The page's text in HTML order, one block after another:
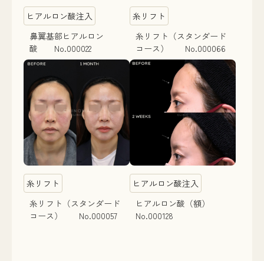
ヒアルロン酸注入
鼻翼基部ヒアルロン
酸 No.000022
糸リフト
糸リフト（スタンダード
コース） No.000066
糸リフト
糸リフト（スタンダード
コース） No.000057
ヒアルロン酸注入
ヒアルロン酸（額）
No.000128